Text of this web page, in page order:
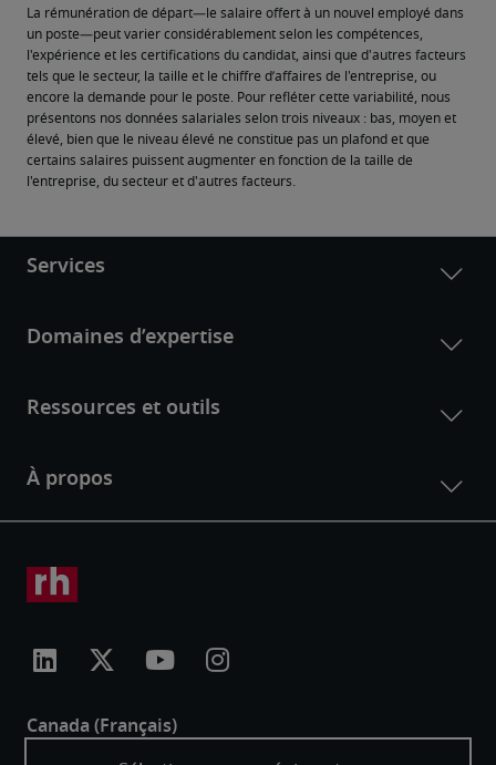
La rémunération de départ—le salaire offert à un nouvel employé dans
un poste—peut varier considérablement selon les compétences,
l'expérience et les certifications du candidat, ainsi que d'autres facteurs
tels que le secteur, la taille et le chiffre d’affaires de l'entreprise, ou
encore la demande pour le poste. Pour refléter cette variabilité, nous
présentons nos données salariales selon trois niveaux : bas, moyen et
élevé, bien que le niveau élevé ne constitue pas un plafond et que
certains salaires puissent augmenter en fonction de la taille de
l'entreprise, du secteur et d'autres facteurs.